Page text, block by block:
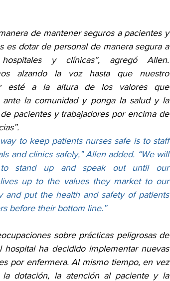
de mantener seguros a pacientes y
es dotar de personal de manera segura a
hospitales y clínicas”, agregó Allen.
alzando la voz hasta que nuestro
esté a la altura de los valores que
ante la comunidad y ponga la salud y la
pacientes y trabajadores por encima de
to keep patients nurses safe is to staff
and clinics safely,” Allen added. “We will
to stand up and speak out until our
up to the values they market to our
and put the health and safety of patients
before their bottom line.”
sobre prácticas peligrosas de
ha decidido implementar nuevas
por enfermera. Al mismo tiempo, en vez
dotación, la atención al paciente y la